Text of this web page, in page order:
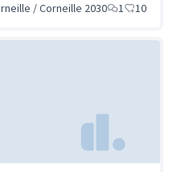
/ Corneille 2030 1 10